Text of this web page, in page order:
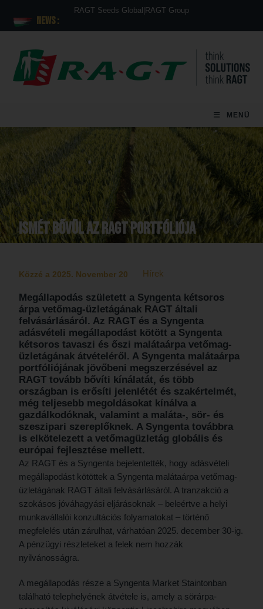
News :
RAGT Seeds Global RAGT Group
MENÜ
ISMÉT BŐVÜL AZ RAGT PORTFÓLIÓJA
Közzé a 2025. November 20 Hírek
Megállapodás született a Syngenta kétsoros
árpa vetőmag-üzletágának RAGT általi
felvásárlásáról. Az RAGT és a Syngenta
adásvételi megállapodást kötött a Syngenta
kétsoros tavaszi és őszi malátaárpa vetőmag-
üzletágának átvételéről. A Syngenta malátaárpa
portfóliójának jövőbeni megszerzésével az
RAGT tovább bővíti kínálatát, és több
országban is erősíti jelenlétét és szakértelmét,
még teljesebb megoldásokat kínálva a
gazdálkodóknak, valamint a maláta-, sör- és
szeszipari szereplőknek. A Syngenta továbbra
is elkötelezett a vetőmagüzletág globális és
európai fejlesztése mellett.
Az RAGT és a Syngenta bejelentették, hogy adásvételi
megállapodást kötöttek a Syngenta malátaárpa vetőmag-
üzletágának RAGT általi felvásárlásáról. A tranzakció a
szokásos jóváhagyási eljárásoknak – beleértve a helyi
munkavállalói konzultációs folyamatokat – történő
megfelelés után zárulhat, várhatóan 2025. december 30-ig.
A pénzügyi részleteket a felek nem hozzák
nyilvánosságra.
A megállapodás része a Syngenta Market Staintonban
található telephelyének átvétele is, amely a sörárpa-